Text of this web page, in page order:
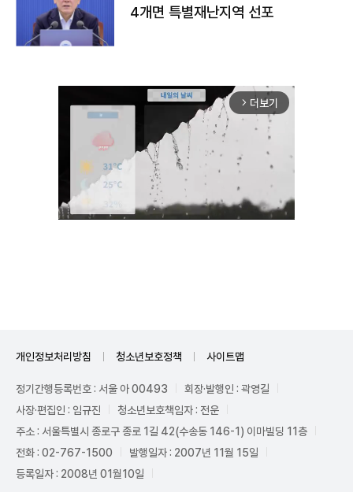
4개면 특별재난지역 선포
arrow_forward_ios 더보기
개인정보처리방침 청소년보호정책 사이트맵
정기간행등록번호 : 서울 아 00493
회장·발행인 : 곽영길
사장·편집인 : 임규진
청소년보호책임자 : 전운
주소 : 서울특별시 종로구 종로 1길 42(수송동 146-1) 이마빌딩 11층
전화 : 02-767-1500
발행일자 : 2007년 11월 15일
등록일자 : 2008년 01월10일